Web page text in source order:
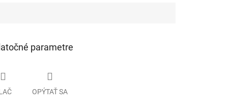
parametre
OPÝTAŤ SA